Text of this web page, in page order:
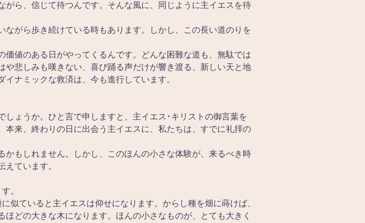
ら、信じて待つんです。そんな風に、同じように主イエスを待
がら歩き続けている時もあります。しかし、この長い道のりを
値のある日がやってくるんです。どんな困難な道も、無駄では
悲しみも嘆きない、喜び踊る声だけが響き渡る、新しい天と地
ナミックな救済は、今も進行しています。
ょうか。ひと言で申しますと、主イエス･キリストの御言葉を
本来、終わりの日に出会う主イエスに、私たちは、すでに礼拝の
もしれません。しかし、このほんの小さな体験が、来るべき時
ています。
。
似ていると主イエスは仰せになります。からし種を畑に蒔けば、
どの大きな木になります。ほんの小さなものが、とても大きく